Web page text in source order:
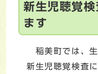
新生児聴覚
ます
稲美町では、
新生児聴覚検査